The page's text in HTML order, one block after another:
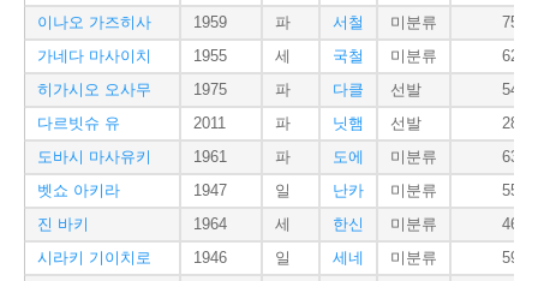
이나오 가즈히사
1959 파 서철 미분류
75
가네다 마사이치
1955 세 국철 미분류
62
히가시오 오사무
1975 파 다클 선발
54
다르빗슈 유
2011 파 닛햄 선발
28
도바시 마사유키
1961 파 도에 미분류
63
벳쇼 아키라
1947 일 난카 미분류
55
진 바키
1964 세 한신 미분류
46
시라키 기이치로
1946 일 세네 미분류
59